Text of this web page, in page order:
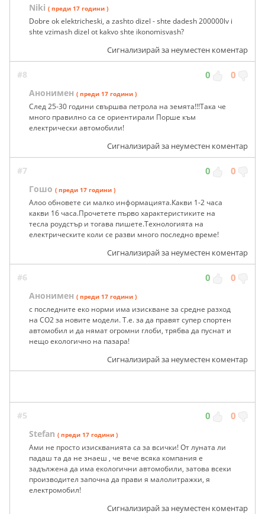
Niki ( преди 17 години )
Dobre ok elektricheski, a zashto dizel - shte dadesh 200000lv i
shte vzimash dizel ot kakvo shte ikonomisvash?
Сигнализирай за неуместен коментар
#8 0 0
Анонимен ( преди 17 години )
След 25-30 години свършва петрола на земята!!!Така че
много правилно са се ориентирали Порше към
електрически автомобили!
Сигнализирай за неуместен коментар
#7 0 0
Гошо ( преди 17 години )
Алоо обновете си малко информацията.Какви 1-2 часа
какви 16 часа.Прочетете първо характеристиките на
тесла роудстър и тогава пишете.Технологията на
електрическите коли се разви много последно време!
Сигнализирай за неуместен коментар
#6 0 0
Анонимен ( преди 17 години )
с последните еко норми има изискване за средне разход
на CO2 за новите модели. Т.е. за да правят супер спортен
автомобил и да нямат огромни глоби, трябва да пуснат и
нещо екологично на пазара!
Сигнализирай за неуместен коментар
#5 0 0
Stefan ( преди 17 години )
Ами не просто изискванията са за всички! От луната ли
падаш та да не знаеш , че вече всяка компания е
задължена да има екологични автомобили, затова всеки
производител започна да прави я малолитражки, я
електромобил!
Сигнализирай за неуместен коментар